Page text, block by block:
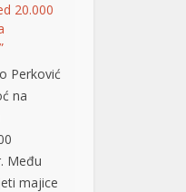
20.000
Perković
na
Među
majice